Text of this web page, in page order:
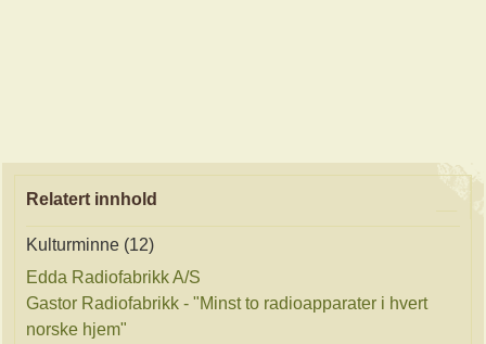
Relatert innhold
Kulturminne (12)
Edda Radiofabrikk A/S
Gastor Radiofabrikk - "Minst to radioapparater i hvert
norske hjem"